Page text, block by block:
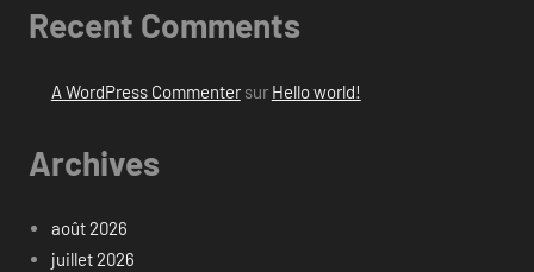
Recent Comments
A WordPress Commentersur Hello world!
Archives
août 2026
juillet 2026